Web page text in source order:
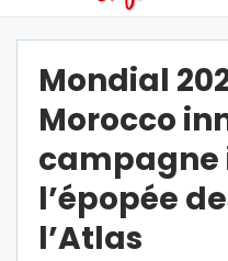
Mondial
Morocco
campagne
l’épopée
l’Atlas